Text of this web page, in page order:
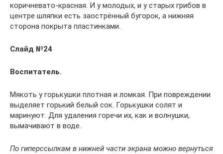
коричневато-красная. И у молодых, и у старых грибов в
центре шляпки есть заострённый бугорок, а нижняя
сторона покрыта пластинками.
Слайд №24
Воспитатель.
Мякоть у горькушки плотная и ломкая. При повреждении
выделяет горький белый сок. Горькушки солят и
маринуют. Для удаления горечи их, как и волнушки,
вымачивают в воде.
По гиперссылкам в нижней части экрана можно вернуться